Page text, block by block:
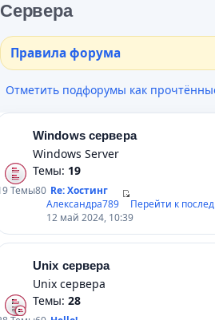
Сервера
Правила форума
Отметить подфорумы как
Windows сервера
Windows Server
Темы: 19
Темы80 Re: Хостинг
Александра789
Перейти к
12 май 2024, 10:39
Unix сервера
Unix сервера
Темы: 28